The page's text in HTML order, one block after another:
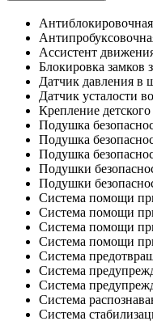
Ассистент
Блокировка замков
Датчик давления в
Датчик усталости
Крепление
Подушка
Подушка
Подушка
Подушки
Подушки
Система помощи
Система помощи
Система помощи
Система помощи
Система
Система
Система
Система
Система